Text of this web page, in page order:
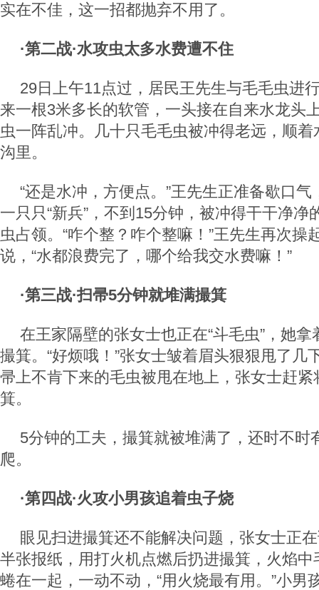
实在不佳，这一招都抛弃不用了。
·第二战·水攻虫太多水费遭不住
29日上午11点过，居民王先生与毛毛虫进
来一根3米多长的软管，一头接在自来水龙头
虫一阵乱冲。几十只毛毛虫被冲得老远，顺
沟里。
“还是水冲，方便点。”王先生正准备歇口
一只只“新兵”，不到15分钟，被冲得干干净净
虫占领。“咋个整？咋个整嘛！”王先生再次操
说，“水都浪费完了，哪个给我交水费嘛！”
·第三战·扫帚5分钟就堆满撮箕
在王家隔壁的张女士也正在“斗毛虫”，她
撮箕。“好烦哦！”张女士皱着眉头狠狠甩了几
帚上不肯下来的毛虫被甩在地上，张女士赶
箕。
5分钟的工夫，撮箕就被堆满了，还时不时
爬。
·第四战·火攻小男孩追着虫子烧
眼见扫进撮箕还不能解决问题，张女士正
半张报纸，用打火机点燃后扔进撮箕，火焰
蜷在一起，一动不动，“用火烧最有用。”小男